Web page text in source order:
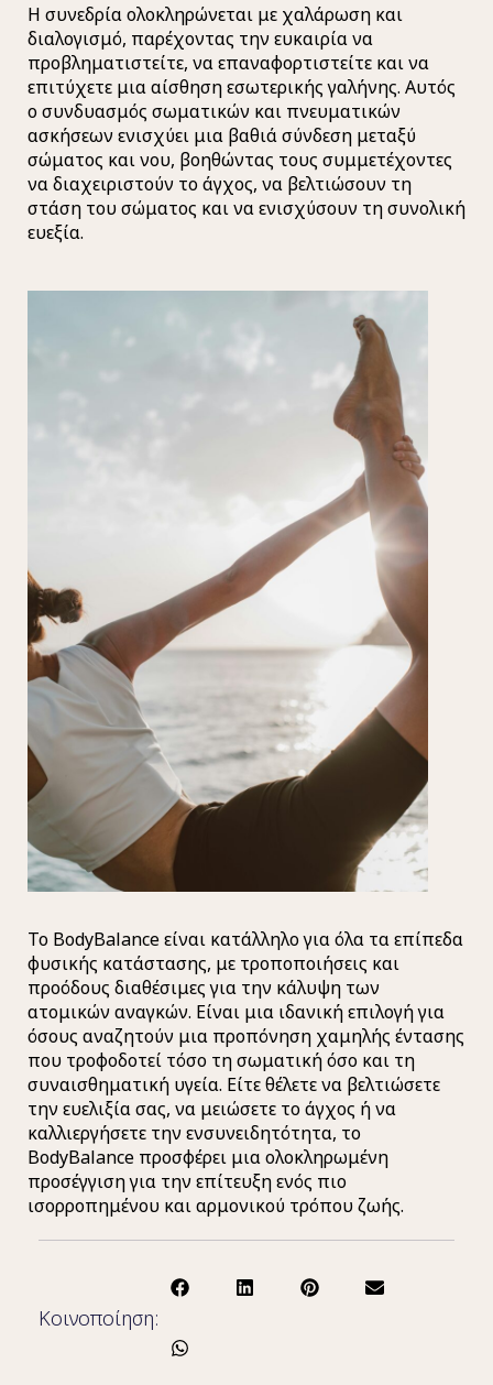
Η συνεδρία ολοκληρώνεται με χαλάρωση και
διαλογισμό, παρέχοντας την ευκαιρία να
προβληματιστείτε, να επαναφορτιστείτε και να
επιτύχετε μια αίσθηση εσωτερικής γαλήνης. Αυτός
ο συνδυασμός σωματικών και πνευματικών
ασκήσεων ενισχύει μια βαθιά σύνδεση μεταξύ
σώματος και νου, βοηθώντας τους συμμετέχοντες
να διαχειριστούν το άγχος, να βελτιώσουν τη
στάση του σώματος και να ενισχύσουν τη συνολική
ευεξία.
Το BodyBalance είναι κατάλληλο για όλα τα επίπεδα
φυσικής κατάστασης, με τροποποιήσεις και
προόδους διαθέσιμες για την κάλυψη των
ατομικών αναγκών. Είναι μια ιδανική επιλογή για
όσους αναζητούν μια προπόνηση χαμηλής έντασης
που τροφοδοτεί τόσο τη σωματική όσο και τη
συναισθηματική υγεία. Είτε θέλετε να βελτιώσετε
την ευελιξία σας, να μειώσετε το άγχος ή να
καλλιεργήσετε την ενσυνειδητότητα, το
BodyBalance προσφέρει μια ολοκληρωμένη
προσέγγιση για την επίτευξη ενός πιο
ισορροπημένου και αρμονικού τρόπου ζωής.
Κοινοποίηση: